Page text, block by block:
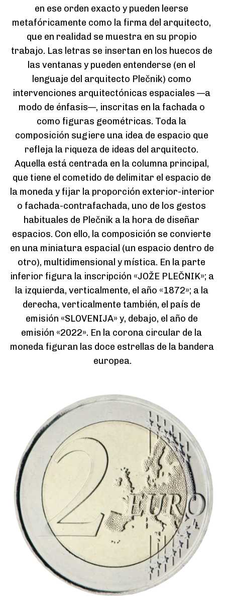
en ese orden exacto y pueden leerse
metafóricamente como la firma del arquitecto,
que en realidad se muestra en su propio
trabajo. Las letras se insertan en los huecos de
las ventanas y pueden entenderse (en el
lenguaje del arquitecto Plečnik) como
intervenciones arquitectónicas espaciales —a
modo de énfasis—, inscritas en la fachada o
como figuras geométricas. Toda la
composición sugiere una idea de espacio que
refleja la riqueza de ideas del arquitecto.
Aquella está centrada en la columna principal,
que tiene el cometido de delimitar el espacio de
la moneda y fijar la proporción exterior-interior
o fachada-contrafachada, uno de los gestos
habituales de Plečnik a la hora de diseñar
espacios. Con ello, la composición se convierte
en una miniatura espacial (un espacio dentro de
otro), multidimensional y mística. En la parte
inferior figura la inscripción «JOŽE PLEČNIK»; a
la izquierda, verticalmente, el año «1872»; a la
derecha, verticalmente también, el país de
emisión «SLOVENIJA» y, debajo, el año de
emisión «2022». En la corona circular de la
moneda figuran las doce estrellas de la bandera
europea.